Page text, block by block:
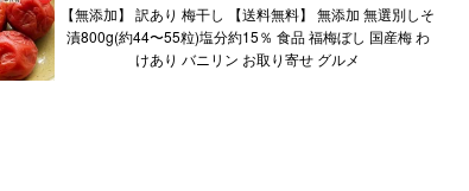
【無添加】 訳あり 梅干し 【送料無料】 無添加 無選別しそ
漬800g(約44〜55粒)塩分約15％ 食品 福梅ぼし 国産梅 わ
けあり バニリン お取り寄せ グルメ